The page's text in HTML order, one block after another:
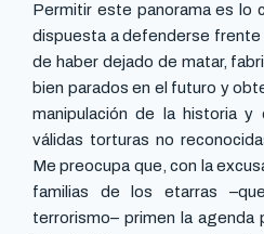
Permitir este panorama es lo
dispuesta a defenderse
de haber dejado de matar,
bien parados en el futuro y
manipulación de la historia
válidas torturas no
Me preocupa que, con la
familias de los etarras
terrorismo– primen la agenda